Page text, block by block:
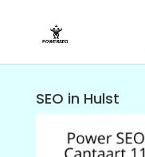
SEO in Hulst